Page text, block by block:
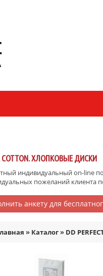
COTTON. ХЛОПКОВЫЕ ДИСКИ
индивидуальный on-line
пожеланий клиента
анкету для
» Каталог» DD